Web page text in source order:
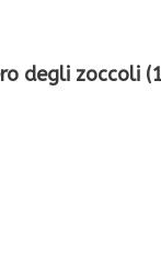
degli zoccoli